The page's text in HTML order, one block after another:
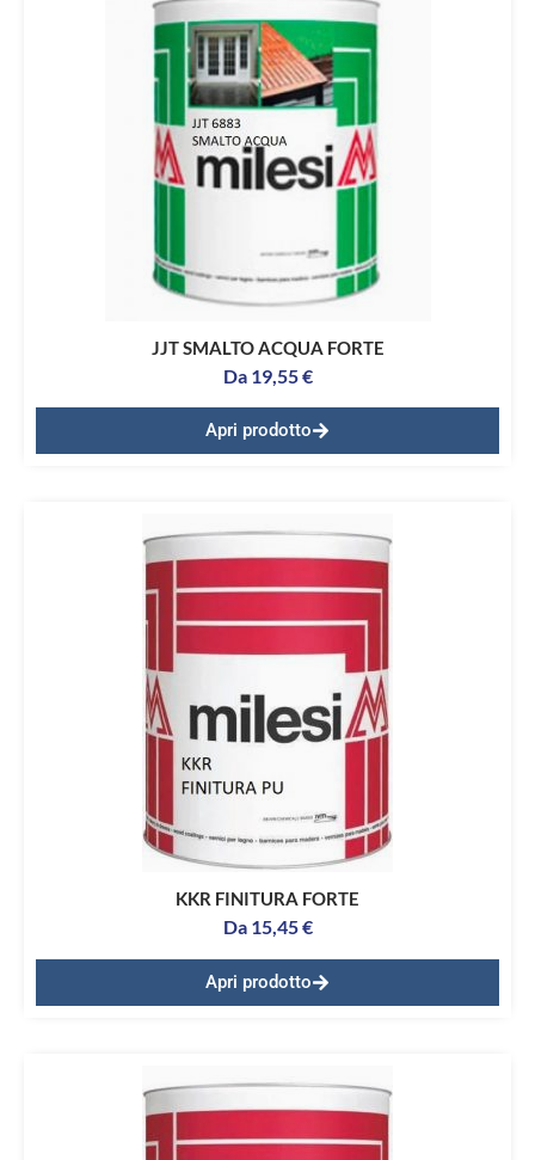
JJT SMALTO ACQUA FORTE
Da 19,55€
Apri prodotto
KKR FINITURA FORTE
Da 15,45€
Apri prodotto